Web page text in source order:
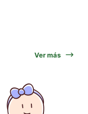
Ver más